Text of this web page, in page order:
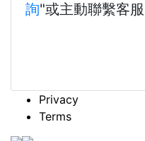
詢"或主動聯繫客服
Privacy
Terms